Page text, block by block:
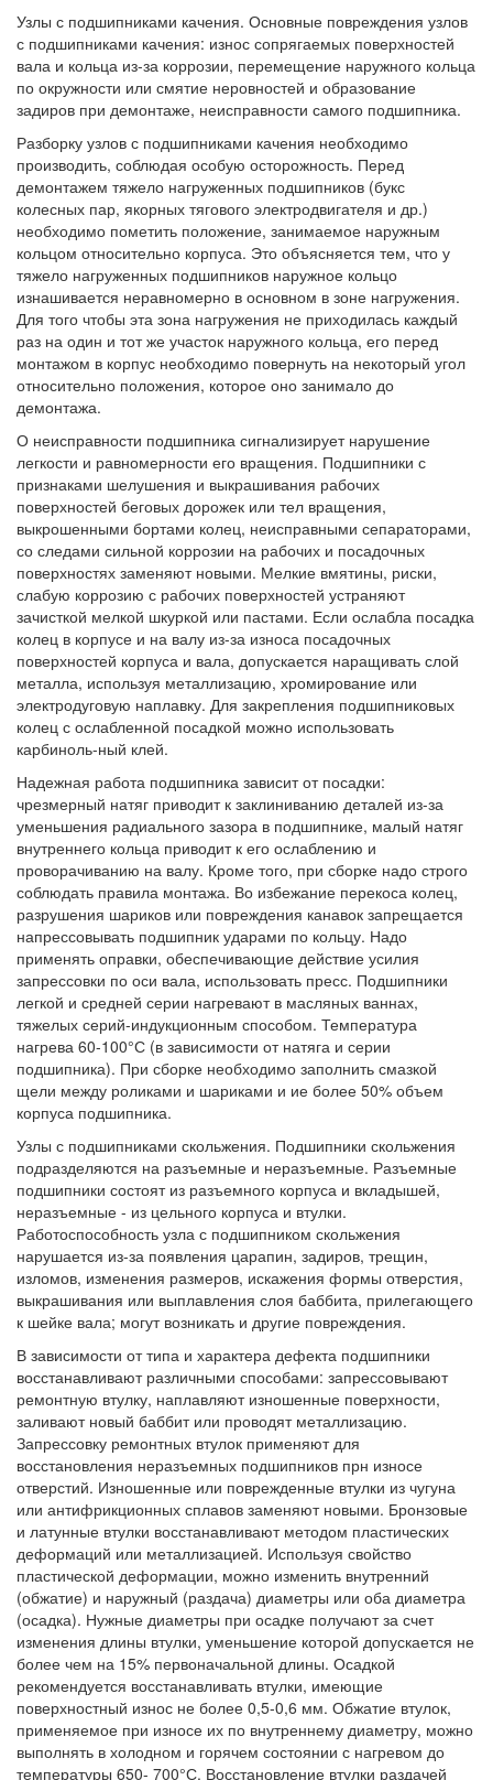
Узлы с подшипниками качения. Основные повреждения узлов
с подшипниками качения: износ сопрягаемых поверхностей
вала и кольца из-за коррозии, перемещение наружного кольца
по окружности или смятие неровностей и образование
задиров при демонтаже, неисправности самого подшипника.
Разборку узлов с подшипниками качения необходимо
производить, соблюдая особую осторожность. Перед
демонтажем тяжело нагруженных подшипников (букс
колесных пар, якорных тягового электродвигателя и др.)
необходимо пометить положение, занимаемое наружным
кольцом относительно корпуса. Это объясняется тем, что у
тяжело нагруженных подшипников наружное кольцо
изнашивается неравномерно в основном в зоне нагружения.
Для того чтобы эта зона нагружения не приходилась каждый
раз на один и тот же участок наружного кольца, его перед
монтажом в корпус необходимо повернуть на некоторый угол
относительно положения, которое оно занимало до
демонтажа.
О неисправности подшипника сигнализирует нарушение
легкости и равномерности его вращения. Подшипники с
признаками шелушения и выкрашивания рабочих
поверхностей беговых дорожек или тел вращения,
выкрошенными бортами колец, неисправными сепараторами,
со следами сильной коррозии на рабочих и посадочных
поверхностях заменяют новыми. Мелкие вмятины, риски,
слабую коррозию с рабочих поверхностей устраняют
зачисткой мелкой шкуркой или пастами. Если ослабла посадка
колец в корпусе и на валу из-за износа посадочных
поверхностей корпуса и вала, допускается наращивать слой
металла, используя металлизацию, хромирование или
электродуговую наплавку. Для закрепления подшипниковых
колец с ослабленной посадкой можно использовать
карбиноль-ный клей.
Надежная работа подшипника зависит от посадки:
чрезмерный натяг приводит к заклиниванию деталей из-за
уменьшения радиального зазора в подшипнике, малый натяг
внутреннего кольца приводит к его ослаблению и
проворачиванию на валу. Кроме того, при сборке надо строго
соблюдать правила монтажа. Во избежание перекоса колец,
разрушения шариков или повреждения канавок запрещается
напрессовывать подшипник ударами по кольцу. Надо
применять оправки, обеспечивающие действие усилия
запрессовки по оси вала, использовать пресс. Подшипники
легкой и средней серии нагревают в масляных ваннах,
тяжелых серий-индукционным способом. Температура
нагрева 60-100°С (в зависимости от натяга и серии
подшипника). При сборке необходимо заполнить смазкой
щели между роликами и шариками и ие более 50% объем
корпуса подшипника.
Узлы с подшипниками скольжения. Подшипники скольжения
подразделяются на разъемные и неразъемные. Разъемные
подшипники состоят из разъемного корпуса и вкладышей,
неразъемные - из цельного корпуса и втулки.
Работоспособность узла с подшипником скольжения
нарушается из-за появления царапин, задиров, трещин,
изломов, изменения размеров, искажения формы отверстия,
выкрашивания или выплавления слоя баббита, прилегающего
к шейке вала; могут возникать и другие повреждения.
В зависимости от типа и характера дефекта подшипники
восстанавливают различными способами: запрессовывают
ремонтную втулку, наплавляют изношенные поверхности,
заливают новый баббит или проводят металлизацию.
Запрессовку ремонтных втулок применяют для
восстановления неразъемных подшипников прн износе
отверстий. Изношенные или поврежденные втулки из чугуна
или антифрикционных сплавов заменяют новыми. Бронзовые
и латунные втулки восстанавливают методом пластических
деформаций или металлизацией. Используя свойство
пластической деформации, можно изменить внутренний
(обжатие) и наружный (раздача) диаметры или оба диаметра
(осадка). Нужные диаметры при осадке получают за счет
изменения длины втулки, уменьшение которой допускается не
более чем на 15% первоначальной длины. Осадкой
рекомендуется восстанавливать втулки, имеющие
поверхностный износ не более 0,5-0,6 мм. Обжатие втулок,
применяемое при износе их по внутреннему диаметру, можно
выполнять в холодном и горячем состоянии с нагревом до
температуры 650- 700°С. Восстановление втулки раздачей